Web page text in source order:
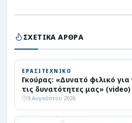
ΣΧΕΤΙΚΑ ΑΡΘΡΑ
ΕΡΑΣΙΤΕΧΝΙΚΟ
Γκούρας: «Δυνατό φιλικό
τις δυνατότητες μας» (video)
9 Αυγούστου 2026